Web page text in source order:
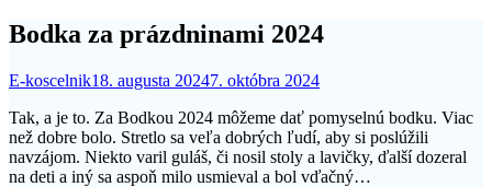
Bodka za prázdninami 2024
E-koscelnik18. augusta 20247. októbra 2024
Tak, a je to. Za Bodkou 2024 môžeme dať pomyselnú bodku. Viac
než dobre bolo. Stretlo sa veľa dobrých ľudí, aby si poslúžili
navzájom. Niekto varil guláš, či nosil stoly a lavičky, ďalší dozeral
na deti a iný sa aspoň milo usmieval a bol vďačný…